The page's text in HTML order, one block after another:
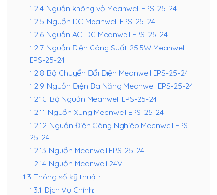
1.2.4 Nguồn không vỏ Meanwell EPS-25-24
1.2.5 Nguồn DC Meanwell EPS-25-24
1.2.6 Nguồn AC-DC Meanwell EPS-25-24
1.2.7 Nguồn Điện Công Suất 25.5W Meanwell
EPS-25-24
1.2.8 Bộ Chuyển Đổi Điện Meanwell EPS-25-24
1.2.9 Nguồn Điện Đa Năng Meanwell EPS-25-24
1.2.10 Bộ Nguồn Meanwell EPS-25-24
1.2.11 Nguồn Xung Meanwell EPS-25-24
1.2.12 Nguồn Điện Công Nghiệp Meanwell EPS-
25-24
1.2.13 Nguồn Meanwell EPS-25-24
1.2.14 Nguồn Meanwell 24V
1.3 Thông số kỹ thuật:
1.3.1 Dịch Vụ Chính: